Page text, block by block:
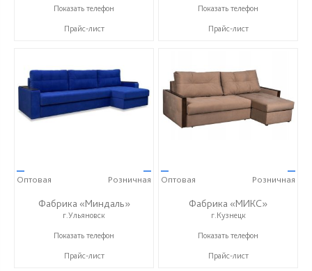
+7 (927) 630-62-82
Показать телефон
Прайс-лист
+7 (927) 630-62-82
Показать телефон
Прайс-лист
—
Оптовая
—
Розничная
Фабрика «Миндаль»
г.Ульяновск
+7 (927) 630-62-82
Показать телефон
Прайс-лист
—
Оптовая
—
Розничная
Фабрика «МИКС»
г.Кузнецк
+7 (937) 423-36-37
Показать телефон
Прайс-лист